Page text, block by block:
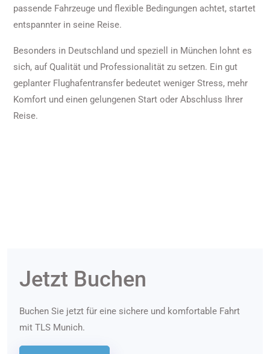
passende Fahrzeuge und flexible Bedingungen achtet, startet
entspannter in seine Reise.
Besonders in Deutschland und speziell in München lohnt es
sich, auf Qualität und Professionalität zu setzen. Ein gut
geplanter Flughafentransfer bedeutet weniger Stress, mehr
Komfort und einen gelungenen Start oder Abschluss Ihrer
Reise.
Jetzt Buchen
Buchen Sie jetzt für eine sichere und komfortable Fahrt
mit TLS Munich.